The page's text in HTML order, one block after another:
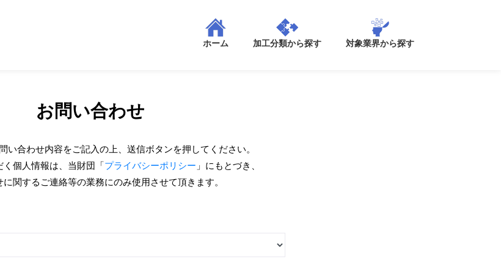
ホーム 加工分類から探す 対象業界から探す
お問い合わせ
い合わせ内容をご記入の上、送信ボタンを押してください。
個人情報は、当財団「プライバシーポリシー 」にもとづき、
に関するご連絡等の業務にのみ使用させて頂きます。